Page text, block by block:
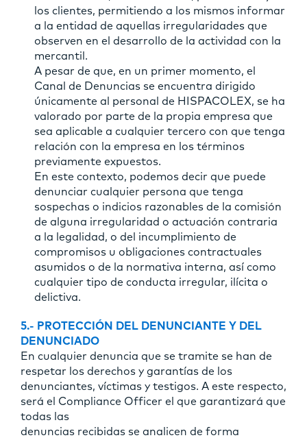
los clientes, permitiendo a los mismos informar
a la entidad de aquellas irregularidades que
observen en el desarrollo de la actividad con la
mercantil.
A pesar de que, en un primer momento, el
Canal de Denuncias se encuentra dirigido
únicamente al personal de HISPACOLEX, se ha
valorado por parte de la propia empresa que
sea aplicable a cualquier tercero con que tenga
relación con la empresa en los términos
previamente expuestos.
En este contexto, podemos decir que puede
denunciar cualquier persona que tenga
sospechas o indicios razonables de la comisión
de alguna irregularidad o actuación contraria
a la legalidad, o del incumplimiento de
compromisos u obligaciones contractuales
asumidos o de la normativa interna, así como
cualquier tipo de conducta irregular, ilícita o
delictiva.
5.- PROTECCIÓN DEL DENUNCIANTE Y DEL
DENUNCIADO
En cualquier denuncia que se tramite se han de
respetar los derechos y garantías de los
denunciantes, víctimas y testigos. A este respecto,
será el Compliance Officer el que garantizará que
todas las
denuncias recibidas se analicen de forma